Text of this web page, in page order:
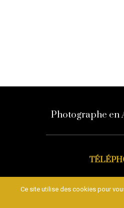
Photographe en
03 89 30
Ce site utilise des cookies pour